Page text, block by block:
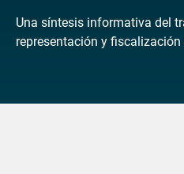
Una síntesis informativa del
representación y